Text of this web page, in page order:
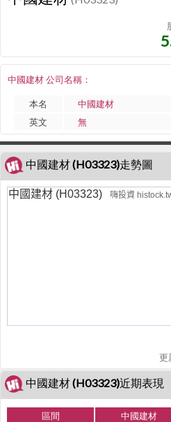
中國建材 公司名稱：
本名
中國建材
英文
無
中國建材 (H03323)走勢圖
中國建材 (H03323) 嗨投資
更
中國建材 (H03323)近期表現
區間 中國建材